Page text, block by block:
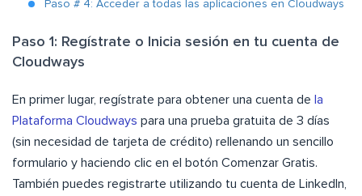
Paso # 4: Acceder a todas las aplicaciones en Cloudways
Paso 1: Regístrate o Inicia sesión en tu cuenta de
Cloudways
En primer lugar, regístrate para obtener una cuenta de la
Plataforma Cloudways para una prueba gratuita de 3 días
(sin necesidad de tarjeta de crédito) rellenando un sencillo
formulario y haciendo clic en el botón Comenzar Gratis.
También puedes registrarte utilizando tu cuenta de LinkedIn,